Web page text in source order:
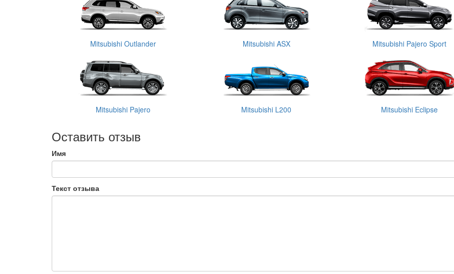
Mitsubishi Outlander Mitsubishi ASX Mitsubishi Pajero Sport
Mitsubishi Pajero Mitsubishi L200 Mitsubishi Eclipse
Оставить отзыв
Имя
Текст отзыва